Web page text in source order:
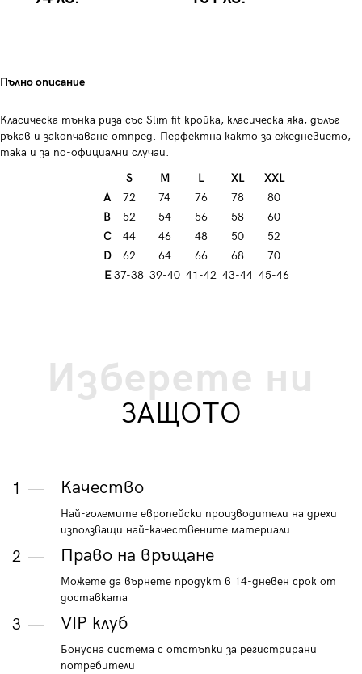
Пълно описание
Класическа тънка риза със Slim fit кройка, класическа яка, дълъг
ръкав и закопчаване отпред. Перфектна както за ежедневието,
така и за по-официални случаи.
S
M L XL
XXL
A
72 74 76 78
80
B
52 54 56 58
60
C
44 46 48 50
52
D
62 64 66 68
70
E 37-38 39-40 41-42 43-44 45-46
Изберете ни
ЗАЩОТО
1 Качество
Най-големите европейски производители на дрехи
използващи най-качествените материали
2 Право на връщане
Можете да върнете продукт в 14-дневен срок от
доставката
3 VIP клуб
Бонусна система с отстъпки за регистрирани
потребители